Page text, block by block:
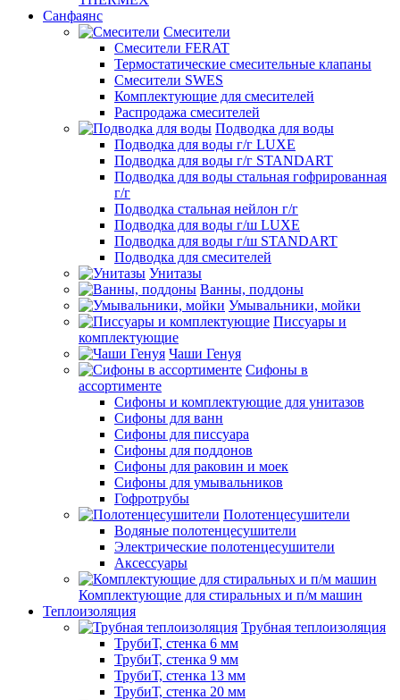
Санфаянс
Смесители
Смесители FERAT
Термостатические смесительные клапаны
Смесители SWES
Комплектующие для смесителей
Распродажа смесителей
Подводка для воды
Подводка для воды г/г LUXE
Подводка для воды г/г STANDART
Подводка для воды стальная гофрированная
г/г
Подводка стальная нейлон г/г
Подводка для воды г/ш LUXE
Подводка для воды г/ш STANDART
Подводка для смесителей
Унитазы
Ванны, поддоны
Умывальники, мойки
Писсуары и
комплектующие
Чаши Генуя
Сифоны в
ассортименте
Сифоны и комплектующие для унитазов
Сифоны для ванн
Сифоны для писсуара
Сифоны для поддонов
Сифоны для раковин и моек
Сифоны для умывальников
Гофротрубы
Полотенцесушители
Водяные полотенцесушители
Электрические полотенцесушители
Аксессуары
Комплектующие для стиральных и п/м машин
Теплоизоляция
Трубная теплоизоляция
ТрубиТ, стенка 6 мм
ТрубиТ, стенка 9 мм
ТрубиТ, стенка 13 мм
ТрубиТ, стенка 20 мм